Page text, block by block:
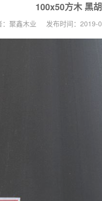
100x50方木 黑
：聚鑫木业 发布时间：2019-